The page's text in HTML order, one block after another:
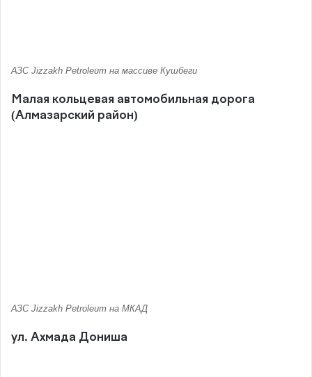
АЗС Jizzakh Petroleum на массиве Кушбеги
Малая кольцевая автомобильная дорога
(Алмазарский район)
АЗС Jizzakh Petroleum на МКАД
ул. Ахмада Дониша